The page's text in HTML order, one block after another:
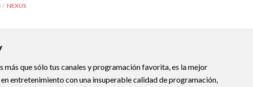
NEXUS
más que sólo tus canales y programación favorita, es la mejor
entretenimiento con una insuperable calidad de programación,